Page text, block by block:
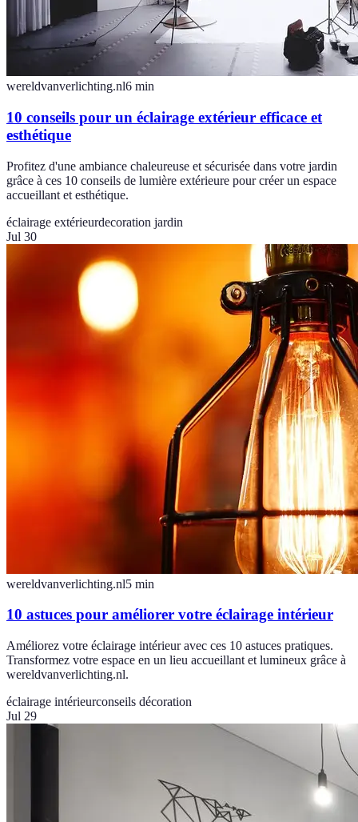
wereldvanverlichting.nl6 min
10 conseils pour un éclairage extérieur efficace et
esthétique
Profitez d'une ambiance chaleureuse et sécurisée dans votre jardin
grâce à ces 10 conseils de lumière extérieure pour créer un espace
accueillant et esthétique.
éclairage extérieurdecoration jardin
Jul 30
wereldvanverlichting.nl5 min
10 astuces pour améliorer votre éclairage intérieur
Améliorez votre éclairage intérieur avec ces 10 astuces pratiques.
Transformez votre espace en un lieu accueillant et lumineux grâce à
wereldvanverlichting.nl.
éclairage intérieurconseils décoration
Jul 29